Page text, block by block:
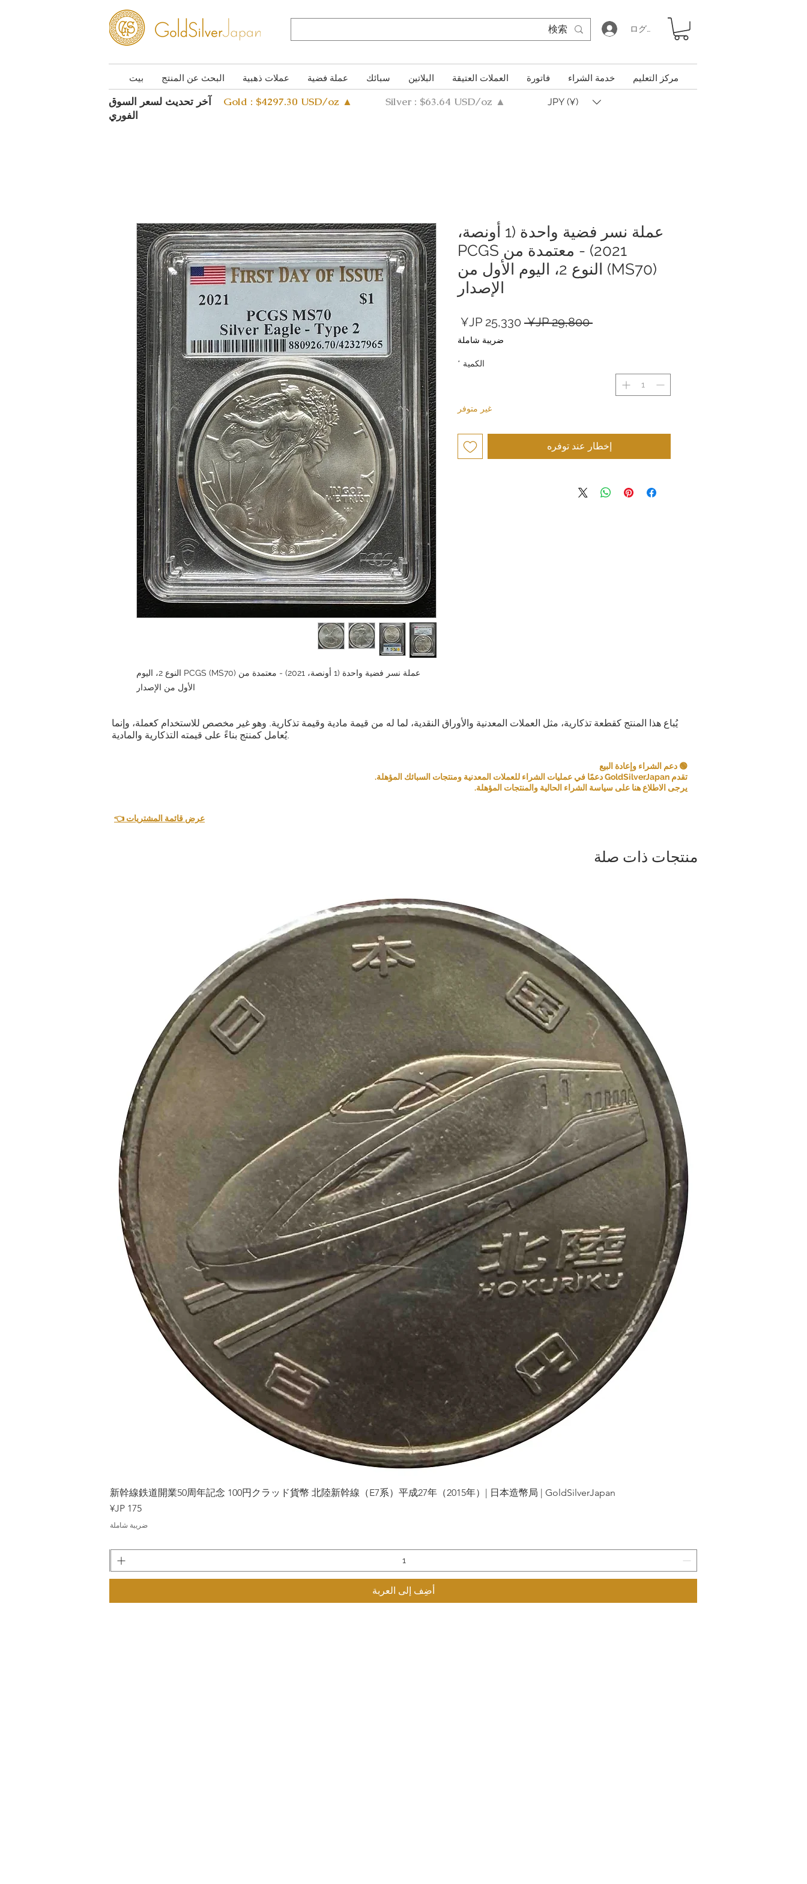
ログイン
بيت البحث عن المنتج عملات ذهبية عملة فضية سبائك البلاتين العملات العتيقة فاتورة خدمة الشراء مركز التعليم
آخر تحديث لسعر السوق
الفوري
Gold : $4297.30 USD/oz ▲ Silver : $63.64 USD/oz ▲ JPY (¥)
عملة نسر فضية واحدة (1 أونصة، 2021) - معتمدة من PCGS (MS70) النوع 2، اليوم
الأول من الإصدار
عملة نسر فضية واحدة (1 أونصة،
2021) - معتمدة من PCGS
(MS70) النوع 2، اليوم الأول من
الإصدار
‏29,800 JP¥
سعر
عادي
البيعضريبة شاملة
الكمية *
غير متوفر
إخطار عند توفره
يُباع هذا المنتج كقطعة تذكارية، مثل العملات المعدنية والأوراق النقدية، لما له من قيمة مادية وقيمة تذكارية. وهو غير مخصص للاستخدام كعملة، وإنما
يُعامل كمنتج بناءً على قيمته التذكارية والمادية.
🟢 دعم الشراء وإعادة البيع
تقدم GoldSilverJapan دعمًا في عمليات الشراء للعملات المعدنية ومنتجات السبائك المؤهلة.
يرجى الاطلاع هنا على سياسة الشراء الحالية والمنتجات المؤهلة.
👈 عرض قائمة المشتريات
منتجات ذات صلة
العرض السريع
新幹線鉄道開業50周年記念 100円クラッド貨幣 北陸新幹線（E7系）平成27年（2015年）| 日本造幣局 | GoldSilverJapan
السعر
ضريبة شاملة
أضِف إلى العربة